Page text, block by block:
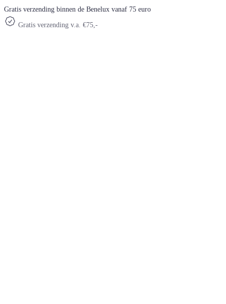
Gratis verzending binnen de Benelux vanaf 75 euro
Gratis verzending v.a. €75,-